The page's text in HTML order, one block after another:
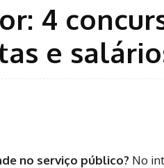
4
e
no serviço público? No